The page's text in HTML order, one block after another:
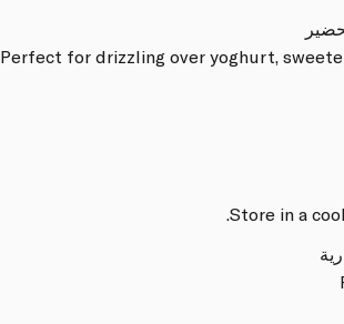
Perfect for drizzling over yoghurt,
Store in a